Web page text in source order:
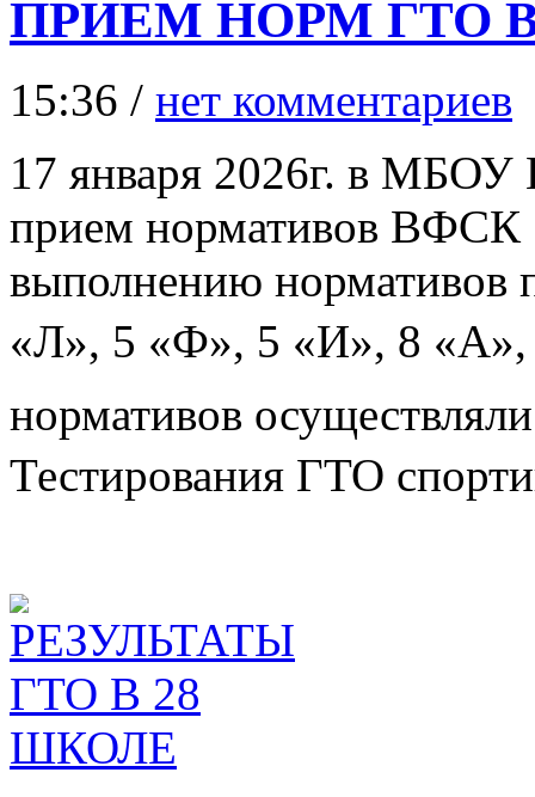
ПРИЁМ НОРМ ГТО
15:36 / нет комментариев
17 января 2026г. в МБОУ
прием нормативов ВФСК
выполнению нормативов
«Л», 5 «Ф», 5 «И», 8
нормативов
Тестирования ГТО